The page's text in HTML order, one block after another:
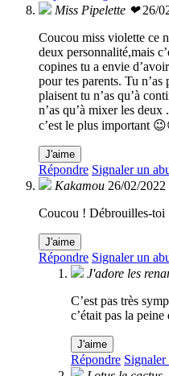
Miss Pipelette ❤ 26/
Coucou miss violette ce
deux personnalité,mais
copines tu a envie
pour tes parents. Tu
plaisent tu n’as qu’à
n’as qu’à mixer les
c’est le plus important
J'aime
Répondre Signaler un
Kakamou 26/02/2022
Coucou ! Débrouilles-toi
J'aime
Répondre Signaler un
J'adore les
C’est pas très
c’était pas la
J'aime
Répondre Signaler